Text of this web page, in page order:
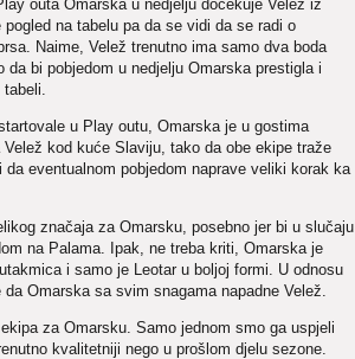
outa Omarska u nedjelju dočekuje Velež iz
pogled na tabelu pa da se vidi da se radi o
Naime, Velež trenutno ima samo dva boda
da bi pobjedom u nedjelju Omarska prestigla i
u Play outu, Omarska je u gostima
kod kuće Slaviju, tako da obe ekipe traže
da eventualnom pobjedom naprave veliki korak ka
značaja za Omarsku, posebno jer bi u slučaju
na Palama. Ipak, ne treba kriti, Omarska je
i samo je Leotar u boljoj formi. U odnosu
Omarska sa svim snagama napadne Velež.
za Omarsku. Samo jednom smo ga uspjeli
kvalitetniji nego u prošlom djelu sezone.